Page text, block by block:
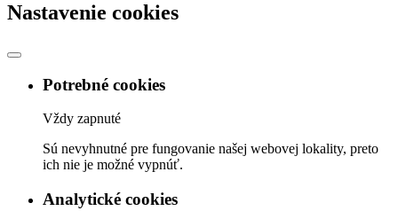
Nastavenie cookies
Potrebné cookies
Vždy zapnuté
Sú nevyhnutné pre fungovanie našej webovej lokality, preto
ich nie je možné vypnúť.
Analytické cookies